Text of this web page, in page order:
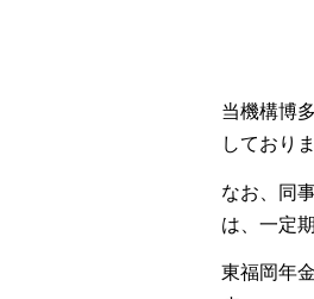
当機構博
しており
なお、同
は、一定
東福岡年